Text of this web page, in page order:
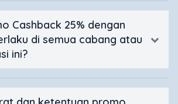
Cashback 25% dengan
di semua cabang atau
ini?